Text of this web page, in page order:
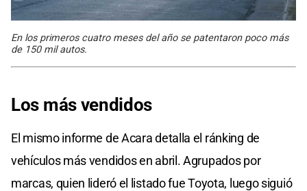
En los primeros cuatro meses del año se patentaron poco más
de 150 mil autos.
Los más vendidos
El mismo informe de Acara detalla el ránking de
vehículos más vendidos en abril. Agrupados por
marcas, quien lideró el listado fue Toyota, luego siguió